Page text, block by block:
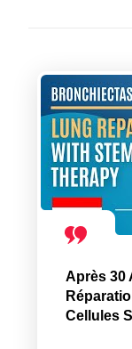
Après 30
Cellules